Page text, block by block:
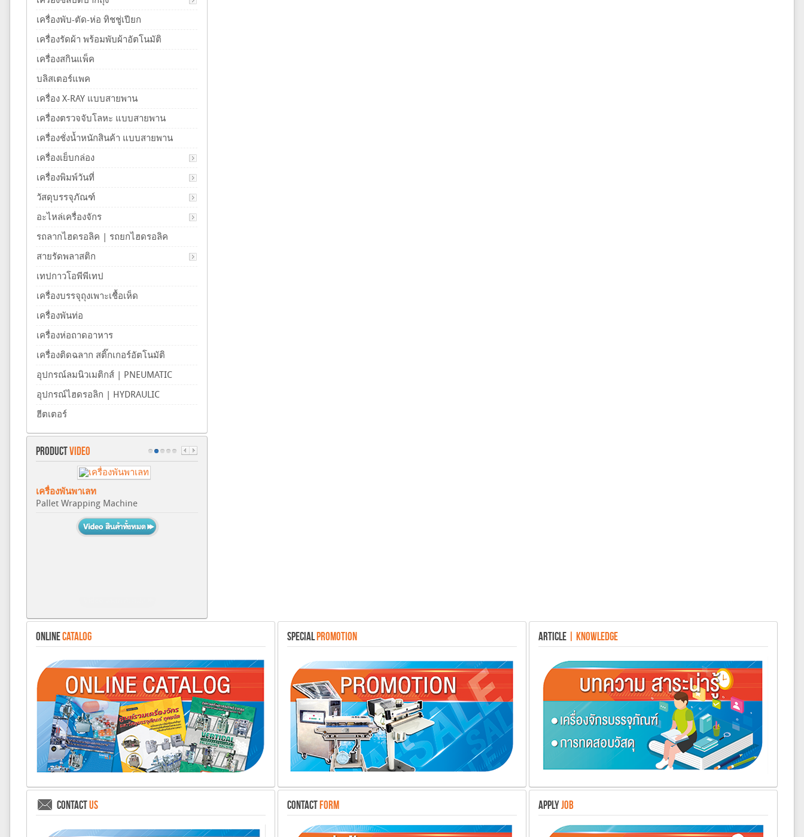
เครื่องพับ-ตัด-ห่อ ทิชชู่เปียก
เครื่องรัดผ้า พร้อมพับผ้าอัตโนมัติ
เครื่องสกินแพ็ค
บลิสเตอร์แพค
เครื่อง X-RAY แบบสายพาน
เครื่องตรวจจับโลหะ แบบสายพาน
เครื่องชั่งน้ำหนักสินค้า แบบสายพาน
เครื่องเย็บกล่อง
เครื่องพิมพ์วันที่
วัสดุบรรจุภัณฑ์
อะไหล่เครื่องจักร
รถลากไฮดรอลิค | รถยกไฮดรอลิค
สายรัดพลาสติก
เทปกาวโอพีพีเทป
เครื่องบรรจุถุงเพาะเชื้อเห็ด
เครื่องพันท่อ
เครื่องห่อถาดอาหาร
เครื่องติดฉลาก สติ๊กเกอร์อัตโนมัติ
อุปกรณ์ลมนิวเมติกส์ | PNEUMATIC
อุปกรณ์ไฮดรอลิก | HYDRAULIC
ฮีตเตอร์
PRODUCTVIDEO
เครื่องพันพาเลท
Pallet Wrapping Machine
ONLINECATALOG SPECIALPROMOTION ARTICLE | KNOWLEDGE
CONTACTUS CONTACT FORM APPLYJOB